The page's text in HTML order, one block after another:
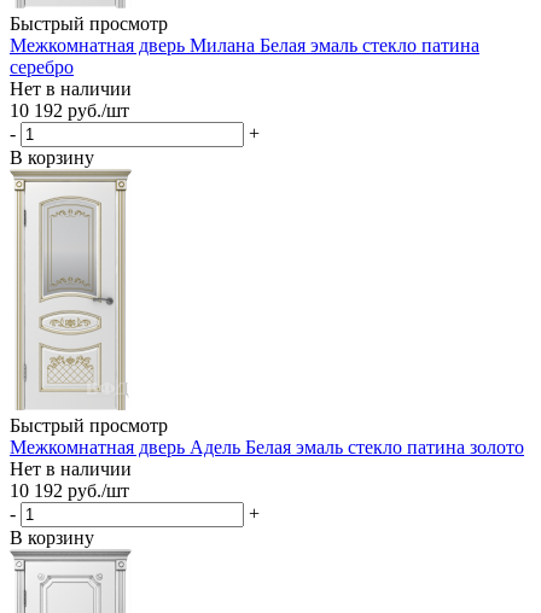
Быстрый просмотр
Межкомнатная дверь Милана Белая эмаль стекло патина
серебро
Нет в наличии
10 192 руб./шт
-
+
В корзину
Быстрый просмотр
Межкомнатная дверь Адель Белая эмаль стекло патина золото
Нет в наличии
10 192 руб./шт
-
+
В корзину